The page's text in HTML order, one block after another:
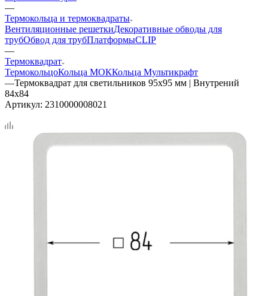
—
Термокольца и термоквадраты
Вентиляционные решеткиДекоративные обводы для
трубОбвод для трубПлатформыCLIP
—
Термоквадрат
ТермокольцоКольца МОККольца Мультикрафт
—Термоквадрат для светильников 95х95 мм | Внутрений
84х84
Артикул: 2310000008021